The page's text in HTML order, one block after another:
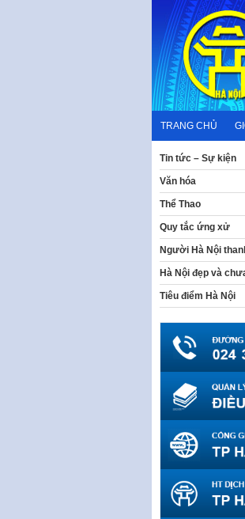
content
TRANG CHỦ
Tin tức – Sự kiện
Văn hóa
Thể Thao
Quy tắc ứng xử
Người Hà Nội
Hà Nội đẹp và
Tiêu điểm Hà Nội